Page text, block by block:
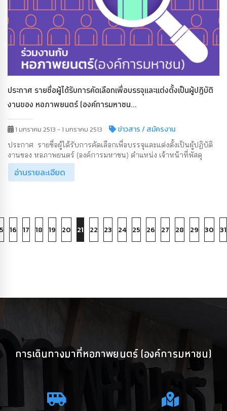
ประกาศ รายชื่อผู้ได้รับการคัดเลือกเพื่อบรรจุและแต่งตั้งเป็นผู้ปฏิบัติ
งานของ หอภาพยนตร์ (องค์การมหาชน...
1 มกราคม 2513 - 1 มกราคม 2513 ข่าวสาร/ สมัครงาน
ประกาศ รายชื่อผู้ได้รับการคัดเลือกเพื่อบรรจุและแต่งตั้งเป็นผู้ปฏิบัติ
งานของ หอภาพยนตร์ (องค์การมหาชน) ตำแหน่ง เจ้าหน้าที่พัสดุ
อ่านรายละเอียด
16 17 18 19 20 21 22 23 24 25 26 27 28 29 30 31
การเดินทางมาที่หอภาพยนตร์ (องค์การมหาชน)